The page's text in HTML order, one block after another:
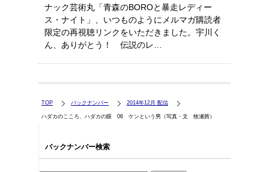
ナック芸術丸「青森のBOROと暴走レディー
ス・ナイト」、いつものようにメルマガ購読者
限定の再視聴リンクをいただきました。宇川く
ん、ありがとう！ 伝説のレ…
TOP バックナンバー 2014年12月 配信
ハダカのこころ、ハダカの眼 06 ケンという男（写真・文 牧瀬茜）
バックナンバー検索